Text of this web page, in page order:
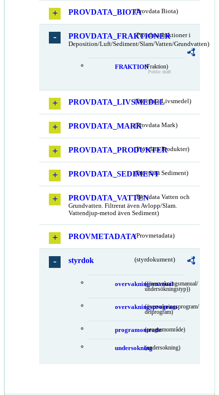
PROVDATA_BIOTA(Provdata Biota)
PROVDATA_FRAKTIONER
(Provdata fraktioner i
Deposition/Luft/Sediment/Slam/Vatten/Grundvatten)
FRAKTION(Fraktion)
Public draft
PROVDATA_LIVSMEDEL
(Provdata Livsmedel)
PROVDATA_MARK(Provdata Mark)
PROVDATA_PRODUKTER
(Provdata Produkter)
PROVDATA_SEDIMENT(Provdata Sediment)
PROVDATA_VATTEN(Provdata Vatten och
Grundvatten. Filtrerat även Avlopp/Slam.
Vattendjup-metod även Sediment)
PROVMETADATA(Provmetadata)
styrdok (styrdokument)
overvakningsmanual
((övervakningsmanual/
undersökningstyp))
overvakningsprogram
(övervakningsprogram/
delprogram)
programomrade(programområde)
undersokning(undersokning)